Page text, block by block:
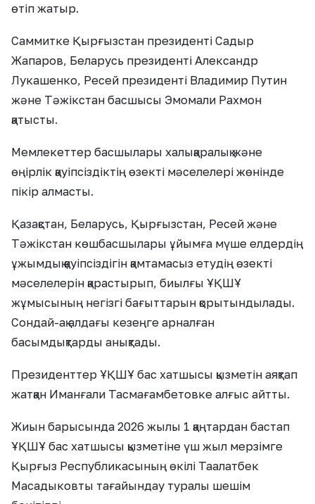
өтіп жатыр.
Саммитке Қырғызстан президенті Садыр
Жапаров, Беларусь президенті Александр
Лукашенко, Ресей президенті Владимир Путин
және Тәжікстан басшысы Эмомали Рахмон
қатысты.
Мемлекеттер басшылары халықаралық және
өңірлік қауіпсіздіктің өзекті мәселелері жөнінде
пікір алмасты.
Қазақстан, Беларусь, Қырғызстан, Ресей және
Тәжікстан көшбасшылары ұйымға мүше елдердің
ұжымдық қауіпсіздігін қамтамасыз етудің өзекті
мәселелерін қарастырып, биылғы ҰҚШҰ
жұмысының негізгі бағыттарын қорытындылады.
Сондай-ақ алдағы кезеңге арналған
басымдықтарды анықтады.
Президенттер ҰҚШҰ бас хатшысы қызметін аяқтап
жатқан Иманғали Тасмағамбетовке алғыс айтты.
Жиын барысында 2026 жылы 1 қаңтардан бастап
ҰҚШҰ бас хатшысы қызметіне үш жыл мерзімге
Қырғыз Республикасының өкілі Таалатбек
Масадыковты тағайындау туралы шешім